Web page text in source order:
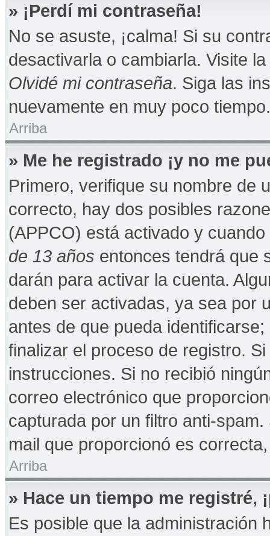
» ¡Perdí mi contraseña!
No se asuste, ¡calma! Si su
desactivarla o cambiarla. Visite
Olvidé mi contraseña. Siga las
nuevamente en muy poco tiempo.
Arriba
» Me he registrado ¡y no me
Primero, verifique su nombre de
correcto, hay dos posibles
(APPCO) está activado y
de 13 años entonces tendrá que
darán para activar la cuenta.
deben ser activadas, ya sea por
antes de que pueda
finalizar el proceso de registro.
instrucciones. Si no recibió
correo electrónico que
capturada por un filtro anti-
mail que proporcionó es
Arriba
» Hace un tiempo me registré,
Es posible que la administración